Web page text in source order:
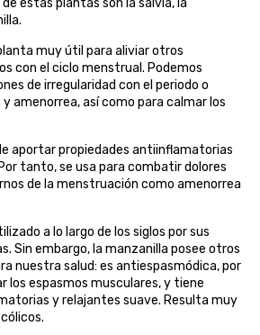
estas plantas son la salvia, la
muy útil para aliviar otros
con el ciclo menstrual. Podemos
de irregularidad con el periodo o
amenorrea, así como para calmar los
aportar propiedades antiinflamatorias
tanto, se usa para combatir dolores
de la menstruación como amenorrea
a lo largo de los siglos por sus
Sin embargo, la manzanilla posee otros
nuestra salud: es antiespasmódica, por
los espasmos musculares, y tiene
y relajantes suave. Resulta muy